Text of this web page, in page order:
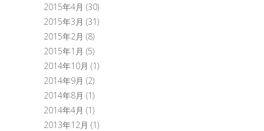
2015年4月 (30)
2015年3月 (31)
2015年2月 (8)
2015年1月 (5)
2014年10月 (1)
2014年9月 (2)
2014年8月 (1)
2014年4月 (1)
2013年12月 (1)